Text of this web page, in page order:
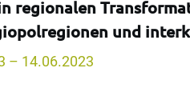
regionalen
und
– 14.06.2023